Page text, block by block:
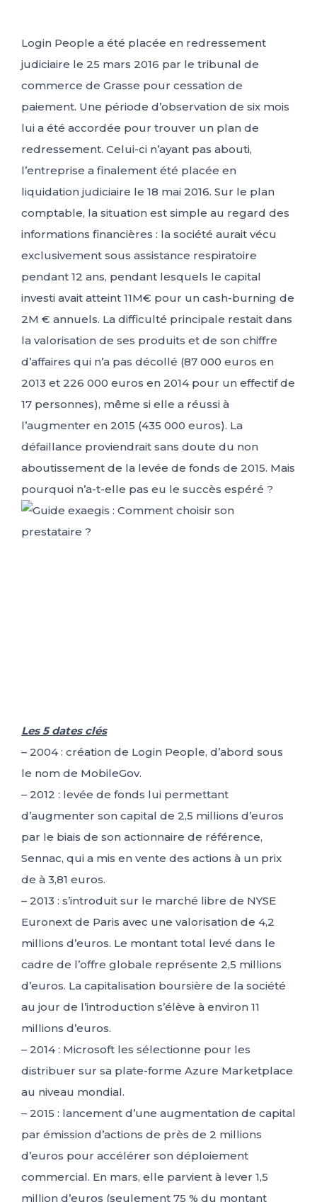
Login People a été placée en redressement
judiciaire le 25 mars 2016 par le tribunal de
commerce de Grasse pour cessation de
paiement. Une période d’observation de six mois
lui a été accordée pour trouver un plan de
redressement. Celui-ci n’ayant pas abouti,
l’entreprise a finalement été placée en
liquidation judiciaire le 18 mai 2016. Sur le plan
comptable, la situation est simple au regard des
informations financières : la société aurait vécu
exclusivement sous assistance respiratoire
pendant 12 ans, pendant lesquels le capital
investi avait atteint 11M€ pour un cash-burning de
2M € annuels. La difficulté principale restait dans
la valorisation de ses produits et de son chiffre
d’affaires qui n’a pas décollé (87 000 euros en
2013 et 226 000 euros en 2014 pour un effectif de
17 personnes), même si elle a réussi à
l’augmenter en 2015 (435 000 euros). La
défaillance proviendrait sans doute du non
aboutissement de la levée de fonds de 2015. Mais
pourquoi n’a-t-elle pas eu le succès espéré ?
Les 5 dates clés
– 2004 : création de Login People, d’abord sous
le nom de MobileGov.
– 2012 : levée de fonds lui permettant
d’augmenter son capital de 2,5 millions d’euros
par le biais de son actionnaire de référence,
Sennac, qui a mis en vente des actions à un prix
de à 3,81 euros.
– 2013 : s’introduit sur le marché libre de NYSE
Euronext de Paris avec une valorisation de 4,2
millions d’euros. Le montant total levé dans le
cadre de l’offre globale représente 2,5 millions
d’euros. La capitalisation boursière de la société
au jour de l’introduction s’élève à environ 11
millions d’euros.
– 2014 : Microsoft les sélectionne pour les
distribuer sur sa plate-forme Azure Marketplace
au niveau mondial.
– 2015 : lancement d’une augmentation de capital
par émission d’actions de près de 2 millions
d’euros pour accélérer son déploiement
commercial. En mars, elle parvient à lever 1,5
million d’euros (seulement 75 % du montant